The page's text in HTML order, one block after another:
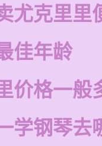
尤克里里
佳年龄
价格一般
学钢琴去